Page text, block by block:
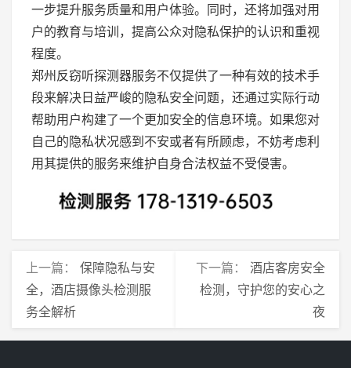
一步提升服务质量和用户体验。同时，还将加强对用
户的教育与培训，提高公众对隐私保护的认识和重视
程度。
郑州反窃听探测器服务不仅提供了一种有效的技术手
段来解决日益严峻的隐私安全问题，还通过实际行动
帮助用户构建了一个更加安全的信息环境。如果您对
自己的隐私状况感到不安或者有所顾虑，不妨考虑利
用其提供的服务来维护自身合法权益不受侵害。
上一篇： 保障隐私与安
全，酒店摄像头检测服
务全解析
下一篇： 酒店客房安全
检测，守护您的安心之
夜